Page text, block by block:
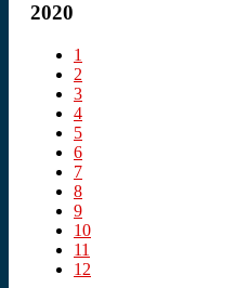
2020
1
2
3
4
5
6
7
8
9
10
11
12